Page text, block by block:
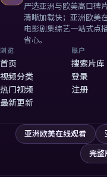
严选亚洲与欧美高口碑
清晰加载快； 亚洲欧美
电影剧集综艺一站式点
省心。
浏览
首页
视频分类
热门视频
最新更新
账户
搜索片库
登录
注册
亚洲欧美在线观看
完整